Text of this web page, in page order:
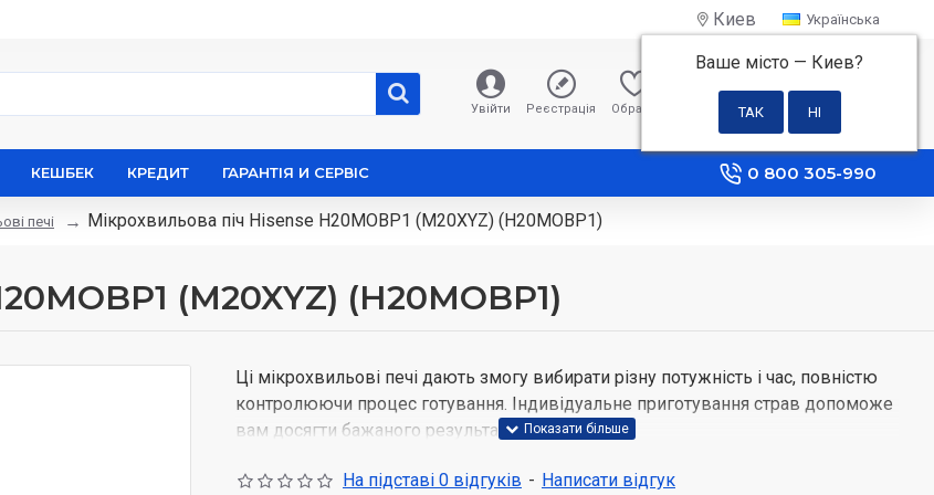
Киев
Ваше місто — Киев?
Українська
Увійти Реєстрація Обране Порівняння
0 грн
КЕШБЕК КРЕДИТ ГАРАНТІЯ И СЕРВІС 0 800 305-990
печі Мікрохвильова піч Hisense H20MOBP1 (M20XYZ) (H20MOBP1)
(M20XYZ) (H20MOBP1)
Ці мікрохвильові печі дають змогу вибирати різну потужність і час, повністю
контролюючи процес готування. Індивідуальне приготування страв допоможе
вам досягти бажаного результату.
Готуйте так, як зручноНа підставі 0 відгуків - Написати відгук